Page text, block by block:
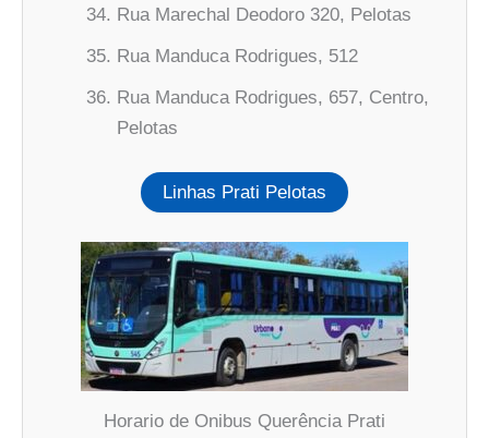
Rua Marechal Deodoro 320, Pelotas
Rua Manduca Rodrigues, 512
Rua Manduca Rodrigues, 657, Centro,
Pelotas
Linhas Prati Pelotas
Horario de Onibus Querência Prati